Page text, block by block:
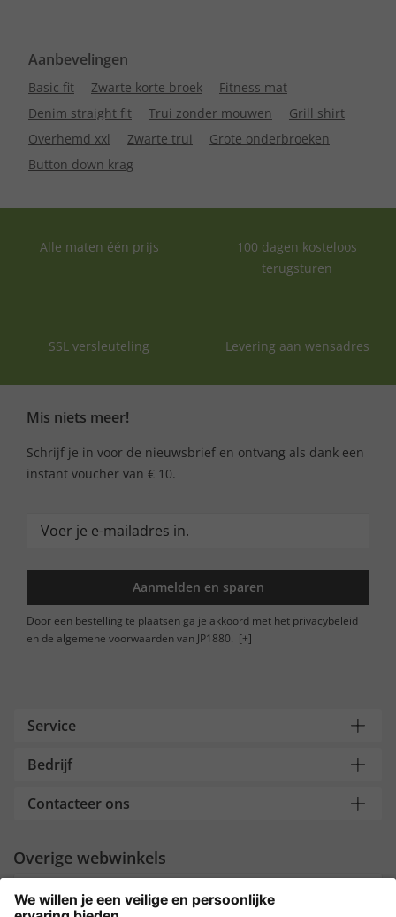
Aanbevelingen
Basic fit Zwarte korte broek
Fitness mat
Denim straight fit
Trui zonder mouwen
Grill shirt
Overhemd xxl
Zwarte trui
Grote onderbroeken
Button down krag
Alle maten één prijs
100 dagen kosteloos
terugsturen
SSL versleuteling Levering aan wensadres
Mis niets meer!
Schrijf je in voor de nieuwsbrief en ontvang als dank een
instant voucher van € 10.
Aanmelden en sparen
Door een bestelling te plaatsen ga je akkoord met het privacybeleid
en de algemene voorwaarden van JP1880. [+]
Service
Bedrijf
Contacteer ons
Overige webwinkels
Nederland